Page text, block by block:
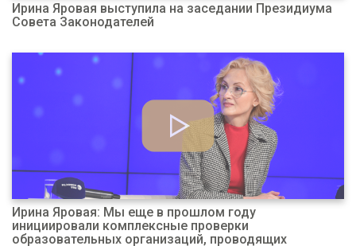
Ирина Яровая выступила на заседании Президиума
Совета Законодателей
Ирина Яровая: Мы еще в прошлом году
инициировали комплексные проверки
образовательных организаций, проводящих